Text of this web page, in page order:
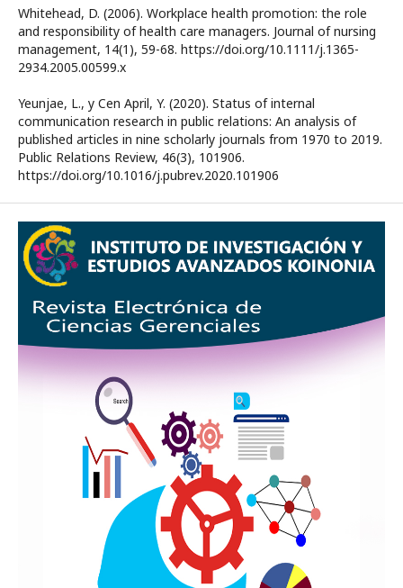
Whitehead, D. (2006). Workplace health promotion: the role
and responsibility of health care managers. Journal of nursing
management, 14(1), 59-68. https://doi.org/10.1111/j.1365-
2934.2005.00599.x
Yeunjae, L., y Cen April, Y. (2020). Status of internal
communication research in public relations: An analysis of
published articles in nine scholarly journals from 1970 to 2019.
Public Relations Review, 46(3), 101906.
https://doi.org/10.1016/j.pubrev.2020.101906